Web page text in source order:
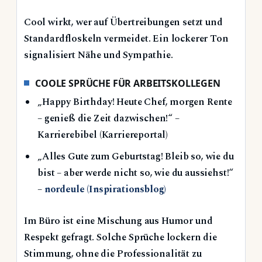
Cool wirkt, wer auf Übertreibungen setzt und
Standardfloskeln vermeidet. Ein lockerer Ton
signalisiert Nähe und Sympathie.
COOLE SPRÜCHE FÜR ARBEITSKOLLEGEN
„Happy Birthday! Heute Chef, morgen Rente
– genieß die Zeit dazwischen!“ –
Karrierebibel (Karriereportal)
„Alles Gute zum Geburtstag! Bleib so, wie du
bist – aber werde nicht so, wie du aussiehst!“
– nordeule (Inspirationsblog)
Im Büro ist eine Mischung aus Humor und
Respekt gefragt. Solche Sprüche lockern die
Stimmung, ohne die Professionalität zu